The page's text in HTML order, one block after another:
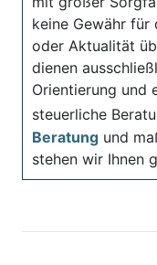
keine Gewähr
oder Aktualität
dienen
Orientierung und
steuerliche
Beratung und
stehen wir Ihnen